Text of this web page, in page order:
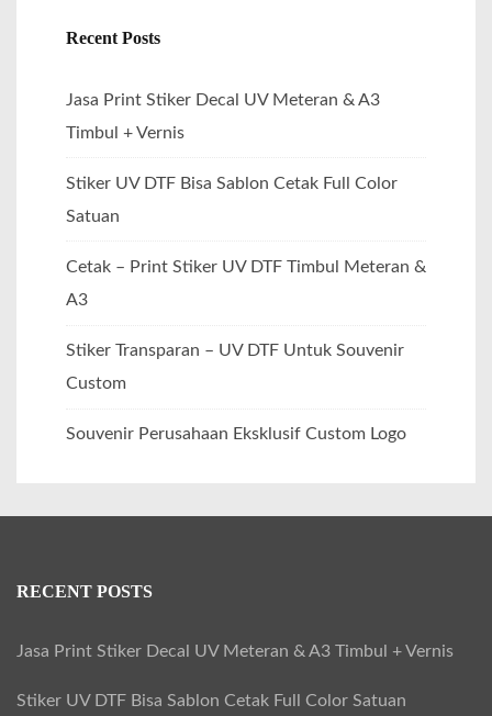
Recent Posts
Jasa Print Stiker Decal UV Meteran & A3
Timbul + Vernis
Stiker UV DTF Bisa Sablon Cetak Full Color
Satuan
Cetak – Print Stiker UV DTF Timbul Meteran &
A3
Stiker Transparan – UV DTF Untuk Souvenir
Custom
Souvenir Perusahaan Eksklusif Custom Logo
RECENT POSTS
Jasa Print Stiker Decal UV Meteran & A3 Timbul + Vernis
Stiker UV DTF Bisa Sablon Cetak Full Color Satuan